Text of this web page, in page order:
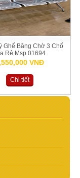
Ghế Băng Chờ 3 Chổ
Rẻ Msp 01694
VNĐ
Chi tiết